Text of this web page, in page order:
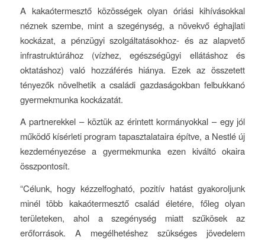
A kakaótermesztő közösségek olyan óriási kihívásokkal
néznek szembe, mint a szegénység, a növekvő éghajlati
kockázat, a pénzügyi szolgáltatásokhoz- és az alapvető
infrastruktúrához (vízhez, egészségügyi ellátáshoz és
oktatáshoz) való hozzáférés hiánya. Ezek az összetett
tényezők növelhetik a családi gazdaságokban felbukkanó
gyermekmunka kockázatát.
A partnerekkel – köztük az érintett kormányokkal – egy jól
működő kísérleti program tapasztalataira építve, a Nestlé új
kezdeményezése a gyermekmunka ezen kiváltó okaira
összpontosít.
“Célunk, hogy kézzelfogható, pozitív hatást gyakoroljunk
minél több kakaótermesztő család életére, főleg olyan
területeken, ahol a szegénység miatt szűkösek az
erőforrások. A megélhetéshez szükséges jövedelem